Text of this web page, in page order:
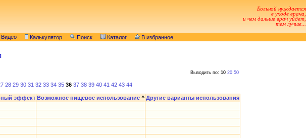
Больной нуждается
в уходе врача,
и чем дальше врач уйдет,
тем лучше...
Видео Калькулятор Поиск Каталог В избранное
Выводить по: 10 20 50
28 29 30 31 32 33 34 35 36 37 38 39 40 41 42 43 44
эффект Возможное пищевое использование ^ Другие варианты использования